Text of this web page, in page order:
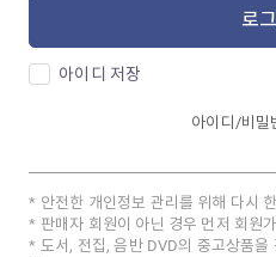
로
아이디 저장
아이디/비밀
안전한 개인정보 관리를 위해 다시
판매자 회원이 아닌 경우 먼저 회원
도서, 전집, 음반 DVD의 중고상품을